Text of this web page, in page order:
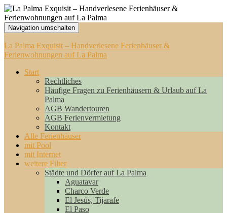
Navigation umschalten
La Palma Exquisit – Handverlesene Ferienhäuser &
Ferienwohnungen auf La Palma
Start
Rechtliches
Häufige Fragen zu Ferienhäusern & Urlaub auf La
Palma
AGB Wandertouren
AGB Ferienvermietung
Kontakt
Alle Ferienhäuser
mit Pool
mit Internet
weitere Filter
Städte und Dörfer auf La Palma
Aguatavar
Charco Verde
El Jesús, Tijarafe
El Paso